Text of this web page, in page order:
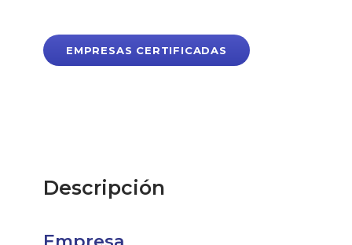
EMPRESAS CERTIFICADAS
Descripción